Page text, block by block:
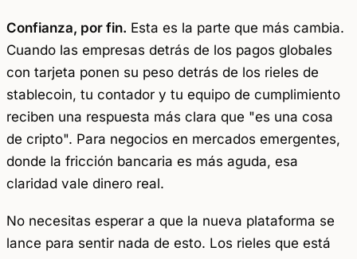
Confianza, por fin. Esta es la parte que más cambia.
Cuando las empresas detrás de los pagos globales
con tarjeta ponen su peso detrás de los rieles de
stablecoin, tu contador y tu equipo de cumplimiento
reciben una respuesta más clara que "es una cosa
de cripto". Para negocios en mercados emergentes,
donde la fricción bancaria es más aguda, esa
claridad vale dinero real.
No necesitas esperar a que la nueva plataforma se
lance para sentir nada de esto. Los rieles que está